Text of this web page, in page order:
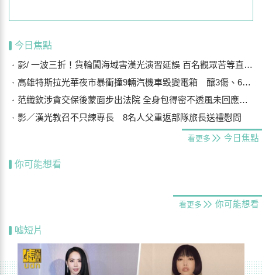
今日焦點
影/ 一波三折！貨輪闖海域害漢光演習延誤 百名觀眾苦等直呼可惜
高雄特斯拉光華夜市暴衝撞9輛汽機車毀變電箱 釀3傷、600戶停電
范織欽涉貪交保後蒙面步出法院 全身包得密不透風未回應案情
影／漢光教召不只練專長 8名人父重返部隊旅長送禮慰問
看更多 今日焦點
你可能想看
看更多 你可能想看
噓短片